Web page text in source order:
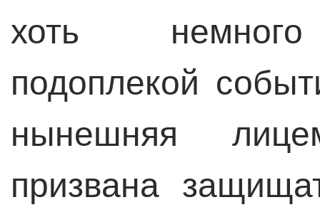
хоть немного
подоплекой
нынешняя
призвана